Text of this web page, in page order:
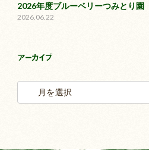
2026年度ブルーベリーつみとり
2026.06.22
アーカイブ